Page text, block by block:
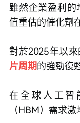
雖然企業盈利
值重估的催化劑
對於2025年以
片周期的強勁復
在全球人工智
（HBM）需求